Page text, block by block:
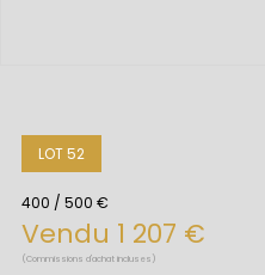
LOT 52
400 / 500 €
Vendu 1 207 €
(Commissions d'achat incluses)